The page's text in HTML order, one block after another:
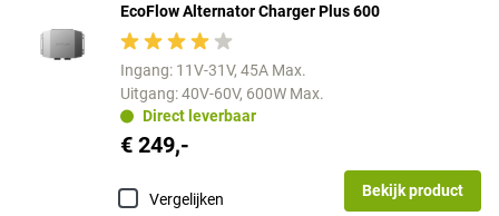
EcoFlow Alternator Charger Plus 600
Ingang: 11V-31V, 45A Max.
Uitgang: 40V-60V, 600W Max.
Direct leverbaar
€ 249,-
Vergelijken Bekijk product